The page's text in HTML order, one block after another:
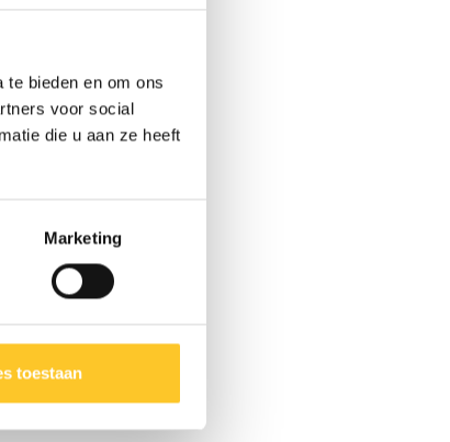
bieden en om ons
voor social
die u aan ze heeft
Marketing
toestaan